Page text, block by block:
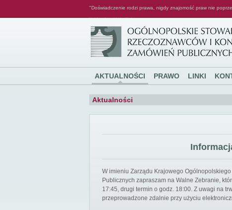
"Doświadczenie rodzi prawa, nigdy znajomość praw nie
AKTUALNOŚCI PRAWO LINKI
Aktualności
W imieniu Zarządu Krajowego
Publicznych zapraszam na Walne Zebranie,
17:45, drugi termin o godz. 18:00. Z uwagi na
przeprowadzone zdalnie przy użyciu